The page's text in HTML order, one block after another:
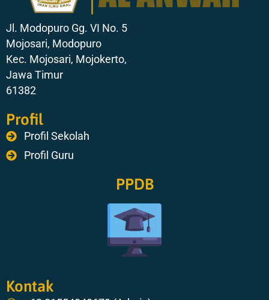
Jl. Modopuro Gg. VI No. 5
Mojosari, Modopuro
Kec. Mojosari, Mojokerto,
Jawa Timur
61382
Profil
Profil Sekolah
Profil Guru
PPDB
Kontak